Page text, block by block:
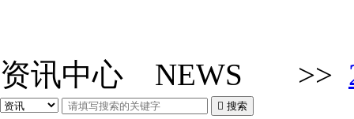
资讯中心 NEWS >>
 搜索